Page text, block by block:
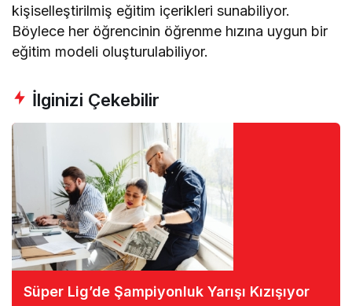
kişiselleştirilmiş eğitim içerikleri sunabiliyor.
Böylece her öğrencinin öğrenme hızına uygun bir
eğitim modeli oluşturulabiliyor.
İlginizi Çekebilir
Süper Lig’de Şampiyonluk Yarışı Kızışıyor